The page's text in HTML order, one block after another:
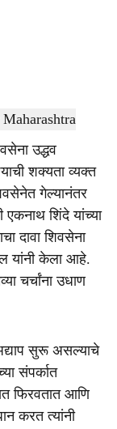
उद्धव
शक्यता व्यक्त
गेल्यानंतर
शिंदे यांच्या
दावा शिवसेना
यांनी केला आहे.
चर्चांना उधाण
सुरू असल्याचे
संपर्कात
फिरवतात आणि
करत त्यांनी